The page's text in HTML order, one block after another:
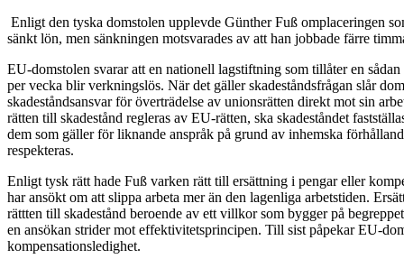
Enligt den tyska domstolen upplevde Günther Fuß omplaceringen
sänkt lön, men sänkningen motsvarades av att han jobbade färre
EU-domstolen svarar att en nationell lagstiftning som tillåter en
per vecka blir verkningslös. När det gäller skadeståndsfrågan slår
skadeståndsansvar för överträdelse av unionsrätten direkt mot sin
rätten till skadestånd regleras av EU-rätten, ska skadeståndet
dem som gäller för liknande anspråk på grund av inhemska
respekteras.
Enligt tysk rätt hade Fuß varken rätt till ersättning i pengar eller
har ansökt om att slippa arbeta mer än den lagenliga arbetstiden.
rättten till skadestånd beroende av ett villkor som bygger på
en ansökan strider mot effektivitetsprincipen. Till sist påpekar EU-
kompensationsledighet.